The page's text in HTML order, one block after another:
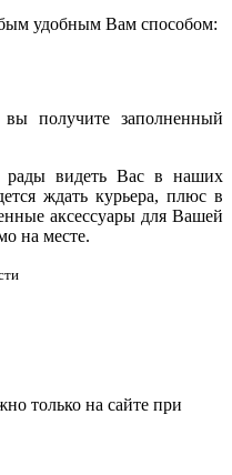
удобным Вам способом:
получите заполненный
видеть Вас в наших
ждать курьера, плюс в
аксессуары для Вашей
на месте.
только на сайте при